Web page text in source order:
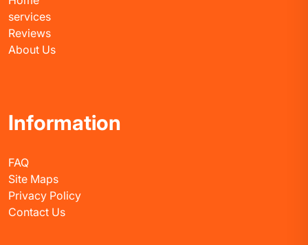
services
Reviews
About Us
Information
FAQ
Site Maps
Privacy Policy
Contact Us